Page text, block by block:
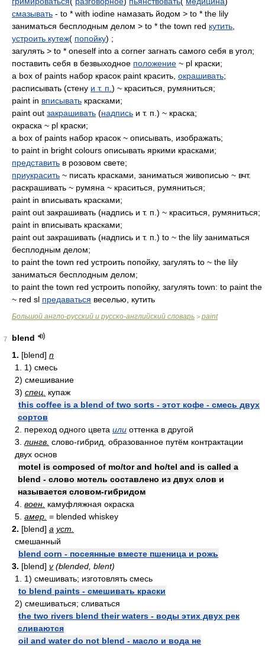
смазывать - to * with iodine намазать йодом > to * the lily
заниматься бесплодным делом > to * the town red кутить
устроить кутеж( попойку) ;
загулять > to * oneself into a corner загнать самого себя в угол;
поставить себя в безвыходное положение ~ pl краски;
a box of paints набор красок paint красить, окрашивать;
расписывать (стену и т. п. ) ~ краситься, румяниться;
paint in вписывать красками;
paint out закрашивать (надпись и т. п.) ~ краска;
окраска ~ pl краски;
a box of paints набор красок ~ описывать, изображать;
to paint in bright colours описывать яркими красками;
представить в розовом свете;
приукрасить ~ писать красками, заниматься живописью ~ вчт.
раскрашивать ~ румяна ~ краситься, румяниться;
paint in вписывать красками;
paint out закрашивать (надпись и т. п.) ~ краситься, румяниться;
paint in вписывать красками;
paint out закрашивать (надпись и т. п.) to ~ the lily заниматься
бесплодным делом;
to paint the town red устроить попойку, загулять to ~ the lily
заниматься бесплодным делом;
to paint the town red устроить попойку, загулять town: to paint the
~ red sl предаваться веселью, кутить
Большой англо-русский и русско-английский словарь > paint
7
blend
1. [blend] n
1. 1) смесь
2) смешивание
3) спец. купаж
this coffee is a blend of two sorts - этот кофе - смесь двух
сортов
2. переход одного цвета или оттенка в другой
3. лингв. слово-гибрид, образованное путём контрактации
двух основ
motel is composed of mo/tor and ho/tel and is called a
blend - слово мотель составлено из двух слов и
называется словом-гибридом
4. воен. камуфляжная окраска
5. амер. = blended whiskey
2. [blend] a уст.
смешанный
blend corn - посеянные вместе пшеница и рожь
3. [blend] v(blended, blent)
1. 1) смешивать; изготовлять смесь
to blend paints - смешивать краски
2) смешиваться; сливаться
the two rivers blend their waters - воды этих двух рек
сливаются
oil and water do not blend - масло и вода не